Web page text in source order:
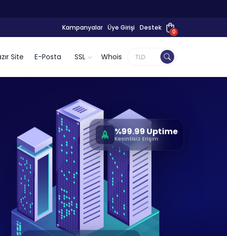
Kampanyalar Üye Girişi Destek
0
Site E-Posta SSL Whois
%99.99 Uptime
Kesintisiz Erişim